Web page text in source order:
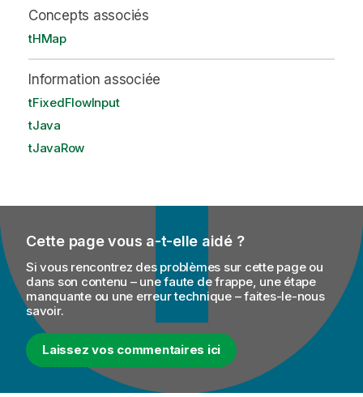
Concepts associés
tHMap
Information associée
tFixedFlowInput
tJava
tJavaRow
Cette page vous a-t-elle aidé ?
Si vous rencontrez des problèmes sur cette page ou
dans son contenu – une faute de frappe, une étape
manquante ou une erreur technique – faites-le-nous
savoir.
Laissez vos commentaires ici